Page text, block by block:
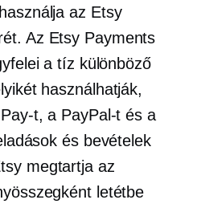
az Etsy
Az Etsy Payments
a tíz különböző
használhatják,
t, a PayPal-t és a
és bevételek
megtartja az
letétbe